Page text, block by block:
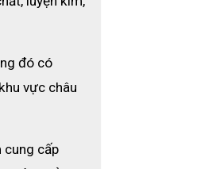
đó có
vực châu
cung cấp